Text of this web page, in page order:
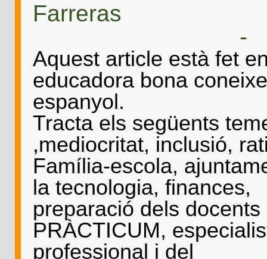
Farreras
-
Aquest article està fet
educadora bona
espanyol.
Tracta els següents
,mediocritat, inclusió,
Família-escola,
la tecnologia, finances,
preparació dels
PRÀCTICUM,
professional i del